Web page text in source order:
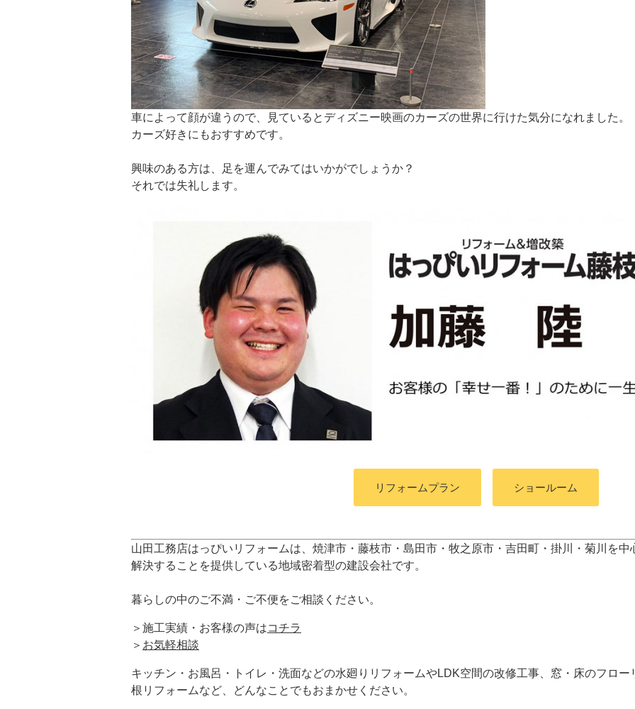
車によって顔が違うので、見ているとディズニー映画のカーズの世界に行けた気分になれました。
カーズ好きにもおすすめです。
興味のある方は、足を運んでみてはいかがでしょうか？
それでは失礼します。
リフォームプラン ショールーム
山田工務店はっぴいリフォームは、焼津市・藤枝市・島田市・牧之原市・吉田町 ・掛川・菊川
を中
解決することを提供している地域密着型の建設会社です。
暮らしの中のご不満・ご不便をご相談ください。
＞施工実績・お客様の声はコチラ
＞ お気軽相談
キッチン・お風呂・トイレ・洗面などの水廻りリフォームやLDK空間の改修工事、窓・床のフロ
根リフォームなど、どんなことでもおまかせください。